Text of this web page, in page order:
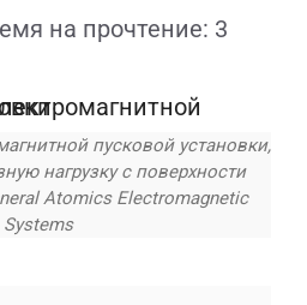
на прочтение: 3
пусковой установки,
нагрузку с поверхности
Atomics Electromagnetic
Systems